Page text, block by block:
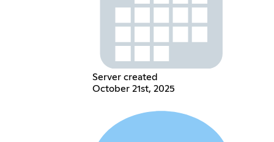
Server created
October 21st, 2025